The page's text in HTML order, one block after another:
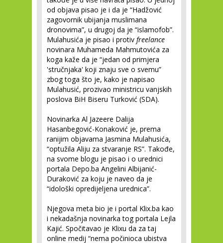
od objava pisao je i da je “Hadžović
zagovornik ubijanja muslimana
dronovima”, u drugoj da je “islamofob”.
Mulahusića je pisao i protiv freelance
novinara Muhameda Mahmutovića za
koga kaže da je “jedan od primjera
'stručnjaka' koji znaju sve o svemu”
zbog toga što je, kako je napisao
Mulahusić, prozivao ministricu vanjskih
poslova BiH Biseru Turković (SDA).
Novinarka Al Jazeere Dalija
Hasanbegović-Konaković je, prema
ranijim objavama Jasmina Mulahusića,
“optužila Aliju za stvaranje RS”. Takođe,
na svome blogu je pisao i o urednici
portala Depo.ba Angelini Albijanić-
Duraković za koju je naveo da je
“idološki opredijeljena urednica”.
Njegova meta bio je i portal Klix.ba kao
i nekadašnja novinarka tog portala Lejla
Kajić. Spočitavao je Klixu da za taj
online medij “nema počinioca ubistva